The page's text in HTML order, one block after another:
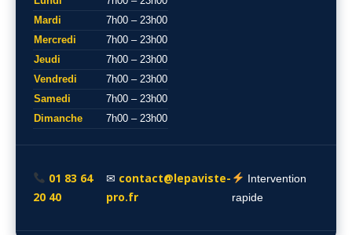
Mardi
7h00 – 23h00
Mercredi
7h00 – 23h00
Jeudi
7h00 – 23h00
Vendredi
7h00 – 23h00
Samedi
7h00 – 23h00
Dimanche
7h00 – 23h00
01 83 64
20 40
✉ contact@lepaviste-
pro.fr
Intervention
rapide